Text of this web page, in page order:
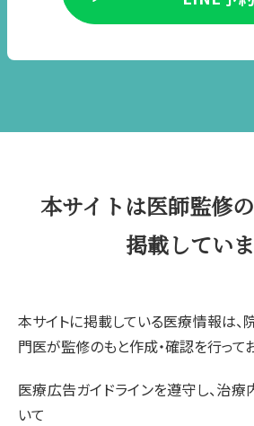
本サイトは医師監修
掲載してい
本サイトに掲載している医療情報は
門医が監修のもと作成・確認を行って
医療広告ガイドラインを遵守し、治療
いて